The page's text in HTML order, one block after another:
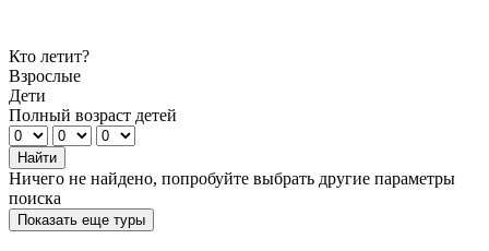
Кто летит?
Взрослые
Дети
Полный возраст детей
Найти
Ничего не найдено, попробуйте выбрать другие параметры
поиска
Показать еще туры